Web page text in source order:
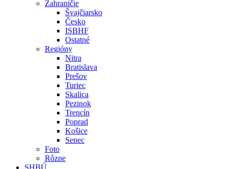
Zahraničie
Švajčiarsko
Česko
ISBHF
Ostatné
Regióny
Nitra
Bratislava
Prešov
Turiec
Skalica
Pezinok
Trencín
Poprad
Košice
Senec
Foto
Rôzne
SHBÚ